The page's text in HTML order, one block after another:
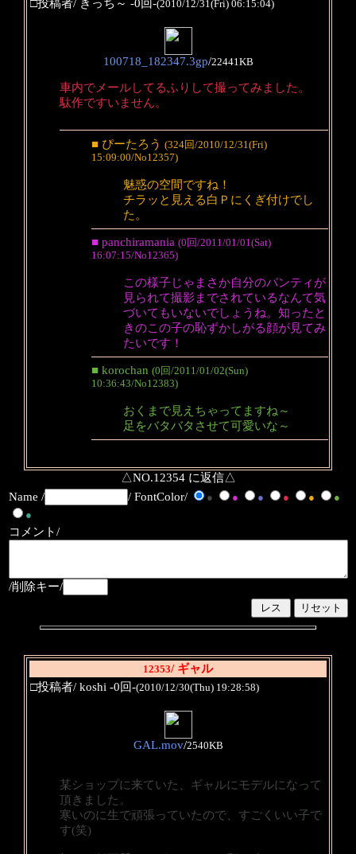
□投稿者/ きっち～ -0回-(2010/12/31(Fri) 06:15:04)
100718_182347.3gp/22441KB
車内でメールしてるふりして撮ってみました。
駄作ですいません。
■ ぴーたろう (324回/2010/12/31(Fri)
15:09:00/No12357)
魅惑の空間ですね！
チラッと見える白Ｐにくぎ付けでし
た。
■ panchiramania (0回/2011/01/01(Sat)
16:07:15/No12365)
この様子じゃまさか自分のパンティが
見られて撮影までされているなんて気
づいてもいないでしょうね。知ったと
きのこの子の恥ずかしがる顔が見てみ
たいです！
■ korochan (0回/2011/01/02(Sun)
10:36:43/No12383)
おくまで見えちゃってますね～
足をバタバタさせて可愛いな～
△NO.12354 に返信△
Name /
/ FontColor/ ● ● ● ● ●
●
●
コメント/
/削除キー/
12353/ ギャル
□投稿者/ koshi -0回-(2010/12/30(Thu) 19:28:58)
GAL.mov/2540KB
某ショップに来ていた、ギャルにモデルになって
頂きました。
寒いのに生で頑張っていたので、すごくいい子で
す(笑)